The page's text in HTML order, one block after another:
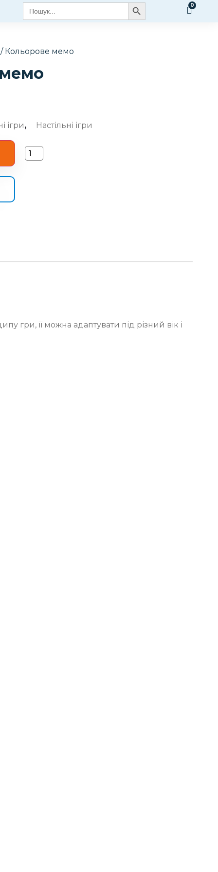
Search
for:
/ Кольорове мемо
ігри, Настільні ігри
гри, її можна адаптувати під різний вік і